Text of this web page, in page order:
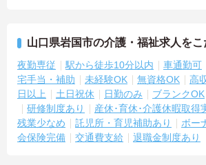
山口県岩国市の介護・福祉求人を
夜勤専従 駅から徒歩10分以内 車通勤可
宅手当・補助
未経験OK 無資格OK 高
日以上
土日祝休 日勤のみ ブランクOK
研修制度あり
産休･育休･介護休暇取得
残業少なめ
託児所・育児補助あり ボー
会保険完備
交通費支給 退職金制度あり